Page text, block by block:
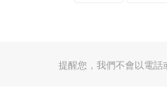
提醒您，我們不會以電話